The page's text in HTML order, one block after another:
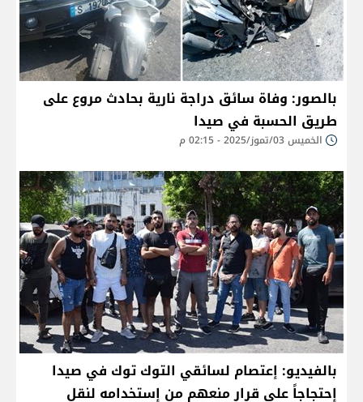
بالصور: وفاة سائق دراجة نارية بحادث مروع على
طريق الحسبة في صيدا
الخميس 03/تموز/2025 - 02:15 م
بالفيديو: إعتصام لسائقي التوك توك في صيدا
إحتجاجاً على قرار منعهم من إستخدامه لنقل